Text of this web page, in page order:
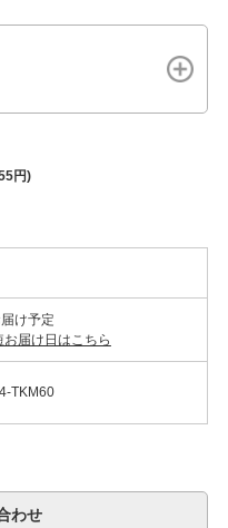
円)
け予定
届け日はこちら
TKM60